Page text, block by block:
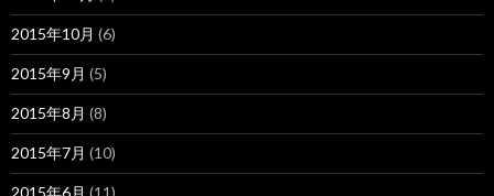
2015年10月 (6)
2015年9月 (5)
2015年8月 (8)
2015年7月 (10)
2015年6月 (11)